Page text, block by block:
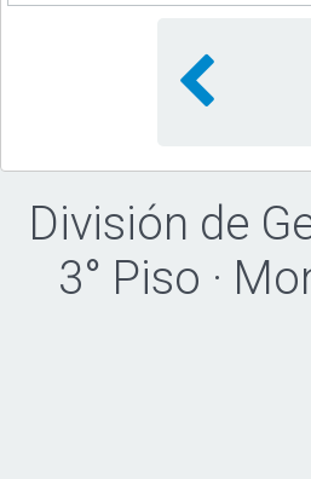
División de
3° Piso ·